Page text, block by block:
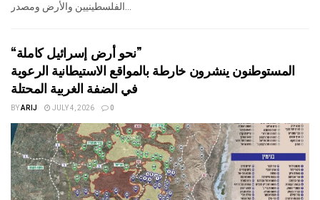
الفلسطينيين والأرض ومصدر...
“نحو أرض إسرائيل كاملة”
المستوطنون ينشرون خارطة بالمواقع الاستيطانية الرعوية
في الضفة الغربية المحتلة
BYARIJ JULY 4, 2026 0